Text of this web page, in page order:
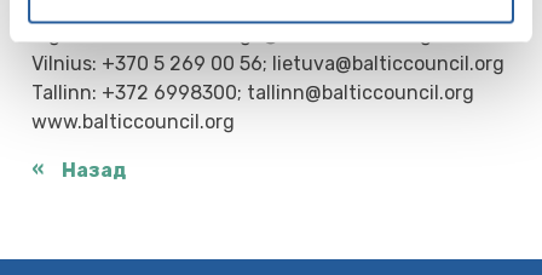
Vilnius: +370 5 269 00 56; lietuva@balticcouncil.org
Tallinn: +372 6998300; tallinn@balticcouncil.org
www.balticcouncil.org
Назад